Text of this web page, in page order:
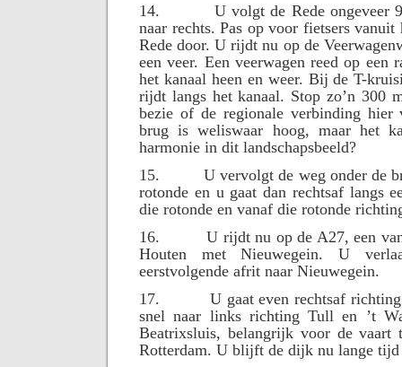
14.
U volgt de Rede ongeveer
naar rechts. Pas op voor fietsers
Rede door. U rijdt nu op de
een veer. Een veerwagen reed op een
het kanaal heen en weer. Bij de T-
rijdt langs het kanaal. Stop zo’n 300
bezie of de regionale verbinding hier
brug is weliswaar hoog, maar het
harmonie in dit landschapsbeeld?
15.
U vervolgt de weg onder de
rotonde en u gaat dan rechtsaf langs
die rotonde en vanaf die rotonde
16.
U rijdt nu op de A27, een
Houten met Nieuwegein. U
eerstvolgende afrit naar Nieuwegein.
17.
U gaat even rechtsaf
snel naar links richting Tull en ’t
Beatrixsluis, belangrijk voor de vaart
Rotterdam. U blijft de dijk nu lange